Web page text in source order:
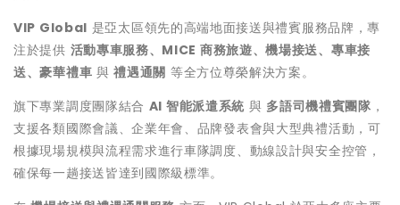
VIP Global 是亞太區領先的高端地面接送與禮賓服務品牌，專
注於提供 活動專車服務、MICE 商務旅遊、機場接送、專車接
送、豪華禮車 與禮遇通關 等全方位尊榮解決方案。
旗下專業調度團隊結合 AI 智能派遣系統 與 多語司機禮賓團隊 ，
支援各類國際會議、企業年會、品牌發表會與大型典禮活動，可
根據現場規模與流程需求進行車隊調度、動線設計與安全控管，
確保每一趟接送皆達到國際級標準。